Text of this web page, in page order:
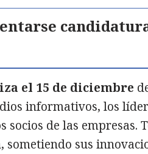
el 15 de diciembre
informativos, los
socios de las empresas.
sus